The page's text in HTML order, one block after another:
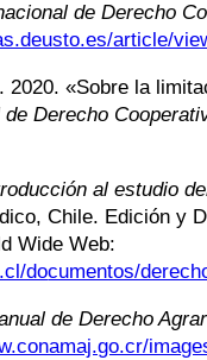
de Derecho
article/
2020. «Sobre la
Derecho
al estudio
Chile. Edición y
Wide Web:
documentos/
de Derecho